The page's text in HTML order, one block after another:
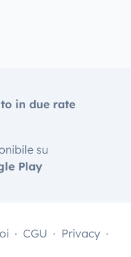
in due rate
su
Play
CGU
Privacy